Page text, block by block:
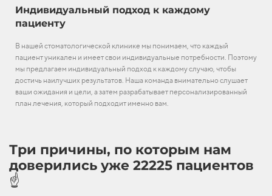
Индивидуальный подход к каждому
пациенту
В нашей стоматологической клинике мы понимаем, что каждый
пациент уникален и имеет свои индивидуальные потребности. Поэтому
мы предлагаем индивидуальный подход к каждому случаю, чтобы
достичь наилучших результатов. Наша команда внимательно слушает
ваши ожидания и цели, а затем разрабатывает персонализированный
план лечения, который подходит именно вам.
Три причины, по которым нам
доверились уже 22225 пациентов
☝️